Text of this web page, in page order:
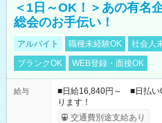
＜1日～OK！＞あの有名
総会のお手伝い！
アルバイト 職種未経験OK 社会人
ブランクOK
WEB登録・面接OK
給与
■日給16,840円～ ■日払
ります！
交通費別途支給あり